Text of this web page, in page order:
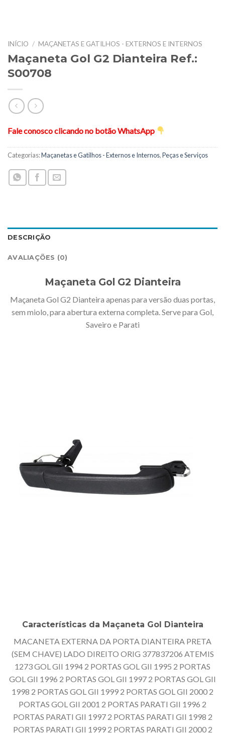
INÍCIO / MAÇANETAS E GATILHOS - EXTERNOS E INTERNOS
Maçaneta Gol G2 Dianteira Ref.:
S00708
Fale conosco clicando no botão WhatsApp
Categorias:Maçanetas e Gatilhos - Externos e Internos,Peças e Serviços
DESCRIÇÃO
AVALIAÇÕES (0)
Maçaneta Gol G2 Dianteira
Maçaneta Gol G2 Dianteira apenas para versão duas portas,
sem miolo, para abertura externa completa. Serve para Gol,
Saveiro e Parati
Características da Maçaneta Gol Dianteira
MACANETA EXTERNA DA PORTA DIANTEIRA PRETA
(SEM CHAVE) LADO DIREITO ORIG 377837206 ATEMIS
1273 GOL GII 1994 2 PORTAS GOL GII 1995 2 PORTAS
GOL GII 1996 2 PORTAS GOL GII 1997 2 PORTAS GOL GII
1998 2 PORTAS GOL GII 1999 2 PORTAS GOL GII 2000 2
PORTAS GOL GII 2001 2 PORTAS PARATI GII 1996 2
PORTAS PARATI GII 1997 2 PORTAS PARATI GII 1998 2
PORTAS PARATI GII 1999 2 PORTAS PARATI GII 2000 2